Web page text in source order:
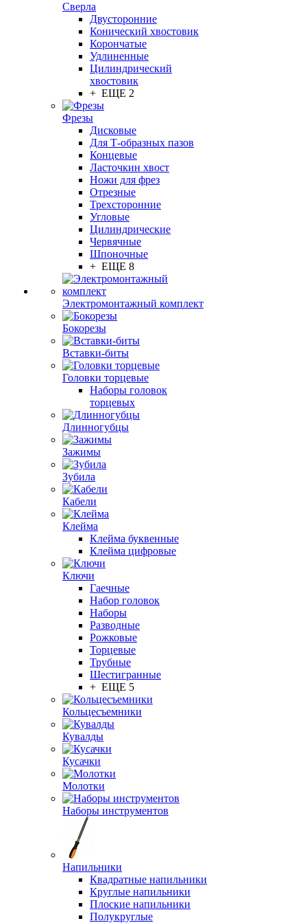
Сверла
Двусторонние
Конический хвостовик
Корончатые
Удлиненные
Цилиндрический
хвостовик
+ ЕЩЕ 2
Фрезы
Дисковые
Для Т-образных пазов
Концевые
Ласточкин хвост
Ножи для фрез
Отрезные
Трехсторонние
Угловые
Цилиндрические
Червячные
Шпоночные
+ ЕЩЕ 8
Электромонтажный комплект
Бокорезы
Вставки-биты
Головки торцевые
Наборы головок
торцевых
Длинногубцы
Зажимы
Зубила
Кабели
Клейма
Клейма буквенные
Клейма цифровые
Ключи
Гаечные
Набор головок
Наборы
Разводные
Рожковые
Торцевые
Трубные
Шестигранные
+ ЕЩЕ 5
Кольцесъемники
Кувалды
Кусачки
Молотки
Наборы инструментов
Напильники
Квадратные напильники
Круглые напильники
Плоские напильники
Полукруглые